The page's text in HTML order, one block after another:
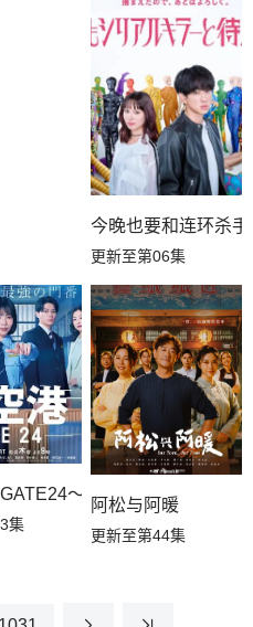
今晚也要和连环杀手
更新至第06集
～
集
阿松与阿暖
更新至第44集